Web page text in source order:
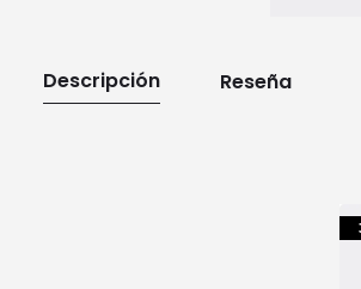
Descripción Reseña